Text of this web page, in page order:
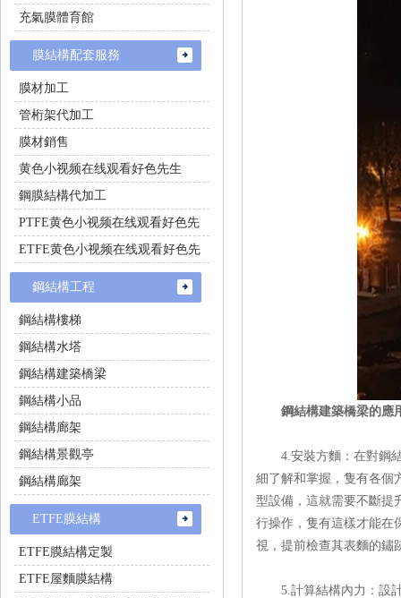
鋼結構建築橋梁的應
4.安裝方麵：在對鋼結
細了解和掌握，隻有各
型設備，這就需要不斷提
行操作，隻有這樣才能
視，提前檢查其表麵的鏽
5.計算結構內力：設計
充氣膜體育館
膜結構配套服務
膜材加工
管桁架代加工
膜材銷售
黄色小视频在线观看好色先生
鋼膜結構代加工
PTFE黄色小视频在线观看好色先
生施工
ETFE黄色小视频在线观看好色先
生施工
鋼結構工程
鋼結構樓梯
鋼結構水塔
鋼結構建築橋梁
鋼結構小品
鋼結構廊架
鋼結構景觀亭
鋼結構廊架
ETFE膜結構
ETFE膜結構定製
ETFE屋麵膜結構